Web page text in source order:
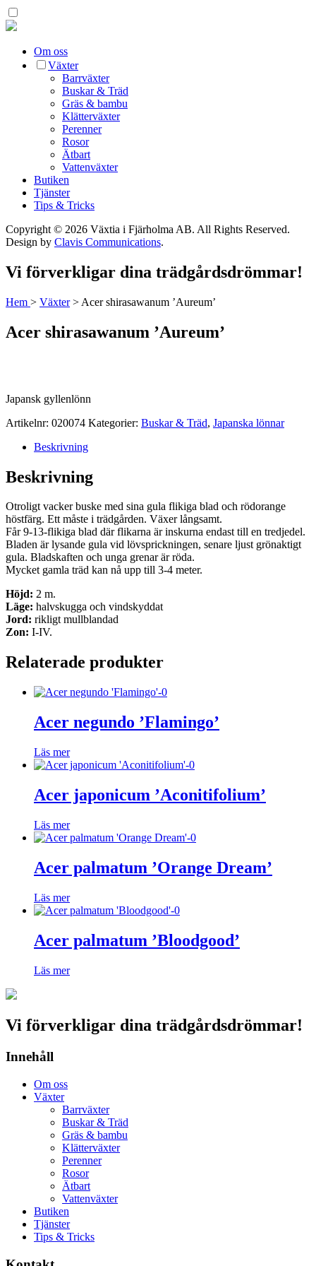
Om oss
Växter
Barrväxter
Buskar & Träd
Gräs & bambu
Klätterväxter
Perenner
Rosor
Ätbart
Vattenväxter
Butiken
Tjänster
Tips & Tricks
Copyright © 2026 Växtia i Fjärholma AB. All Rights Reserved.
Design by Clavis Communications.
Vi förverkligar dina trädgårdsdrömmar!
Hem > Växter> Acer shirasawanum ’Aureum’
Acer shirasawanum ’Aureum’
Japansk gyllenlönn
Artikelnr: 020074 Kategorier: Buskar & Träd, Japanska lönnar
Beskrivning
Beskrivning
Otroligt vacker buske med sina gula flikiga blad och rödorange
höstfärg. Ett måste i trädgården. Växer långsamt.
Får 9-13-flikiga blad där flikarna är inskurna endast till en tredjedel.
Bladen är lysande gula vid lövsprickningen, senare ljust grönaktigt
gula. Bladskaften och unga grenar är röda.
Mycket gamla träd kan nå upp till 3-4 meter.
Höjd: 2 m.
Läge: halvskugga och vindskyddat
Jord: rikligt mullblandad
Zon: I-IV.
Relaterade produkter
Acer negundo ’Flamingo’
Läs mer
Acer japonicum ’Aconitifolium’
Läs mer
Acer palmatum ’Orange Dream’
Läs mer
Acer palmatum ’Bloodgood’
Läs mer
Vi förverkligar dina trädgårdsdrömmar!
Innehåll
Om oss
Växter
Barrväxter
Buskar & Träd
Gräs & bambu
Klätterväxter
Perenner
Rosor
Ätbart
Vattenväxter
Butiken
Tjänster
Tips & Tricks